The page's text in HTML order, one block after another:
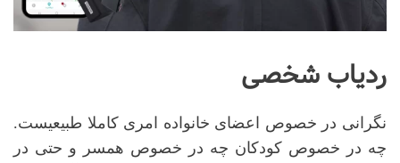
ردیاب شخصی
نگرانی در خصوص اعضای خانواده امری کاملا طبیعیست.
چه در خصوص کودکان چه در خصوص همسر و حتی در